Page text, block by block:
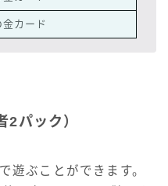
カード
2パック）
遊ぶことができます。